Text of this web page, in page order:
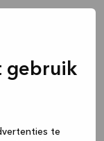
gebruik
te